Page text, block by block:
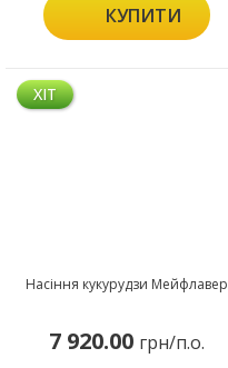
КУПИТИ
ХІТ
Насіння кукурудзи Мейфлавер
7 920.00 грн/п.о.